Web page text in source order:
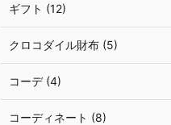
ギフト (12)
クロコダイル財布 (5)
コーデ (4)
コーディネート (8)